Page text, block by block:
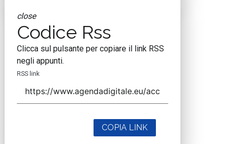
close
Codice Rss
Clicca sul pulsante per copiare il link RSS
negli appunti.
RSS link
COPIA LINK